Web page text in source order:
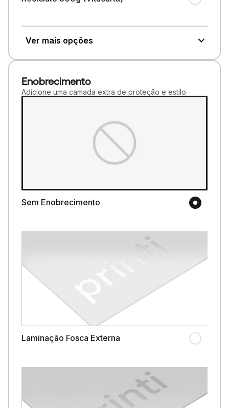
Ver mais opções
Enobrecimento
Adicione uma camada extra de proteção e estilo
Sem Enobrecimento
Laminação Fosca Externa